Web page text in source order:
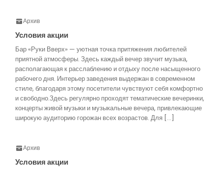
Архив
Условия акции
Бар «Руки Вверх» — уютная точка притяжения любителей
приятной атмосферы. Здесь каждый вечер звучит музыка,
располагающая к расслаблению и отдыху после насыщенного
рабочего дня. Интерьер заведения выдержан в современном
стиле, благодаря этому посетители чувствуют себя комфортно
и свободно.Здесь регулярно проходят тематические вечеринки,
концерты живой музыки и музыкальные вечера, привлекающие
широкую аудиторию горожан всех возрастов. Для […]
Архив
Условия акции